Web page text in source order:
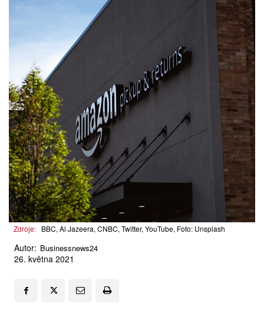
Zdroje: BBC, Al Jazeera, CNBC, Twitter, YouTube, Foto: Unsplash
Autor: Businessnews24
26. května 2021